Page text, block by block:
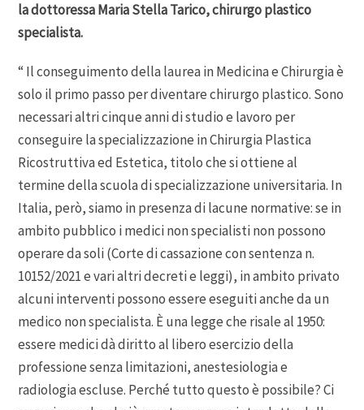
la dottoressa Maria Stella Tarico, chirurgo plastico
specialista.
“ Il conseguimento della laurea in Medicina e Chirurgia è
solo il primo passo per diventare chirurgo plastico. Sono
necessari altri cinque anni di studio e lavoro per
conseguire la specializzazione in Chirurgia Plastica
Ricostruttiva ed Estetica, titolo che si ottiene al
termine della scuola di specializzazione universitaria. In
Italia, però, siamo in presenza di lacune normative: se in
ambito pubblico i medici non specialisti non possono
operare da soli (Corte di cassazione con sentenza n.
10152/2021 e vari altri decreti e leggi), in ambito privato
alcuni interventi possono essere eseguiti anche da un
medico non specialista. È una legge che risale al 1950:
essere medici dà diritto al libero esercizio della
professione senza limitazioni, anestesiologia e
radiologia escluse. Perché tutto questo è possibile? Ci